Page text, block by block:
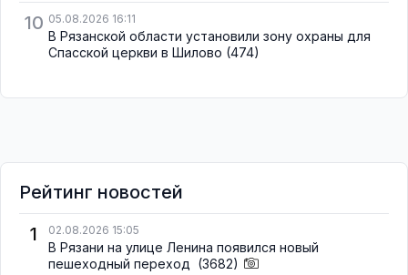
10 05.08.2026 16:11
В Рязанской области установили зону охраны для
Спасской церкви в Шилово (474)
Рейтинг новостей
1
02.08.2026 15:05
В Рязани на улице Ленина появился новый
пешеходный переход (3682)